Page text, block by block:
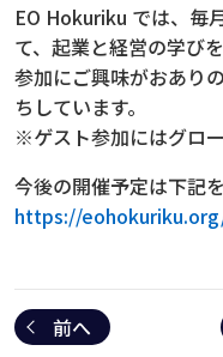
EO Hokuriku では、毎
て、起業と経営の学び
参加にご興味がおあり
ちしています。
※ゲスト参加にはグロ
今後の開催予定は下記
https://
前へ